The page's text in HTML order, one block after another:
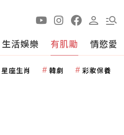
生活娛樂 有肌勵 情慾愛
星座生肖 韓劇 彩妝保養